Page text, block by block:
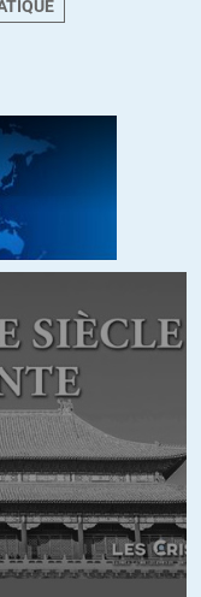
n’a pas une
à produire , au
la monnaie
fiduciaire, et depuis